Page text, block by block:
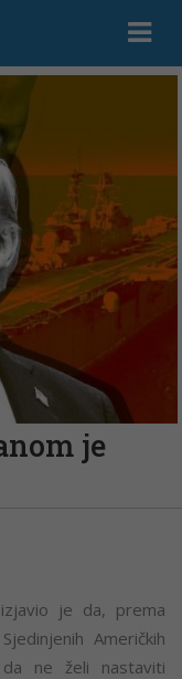
je
je da, prema
Američkih
ne želi nastaviti